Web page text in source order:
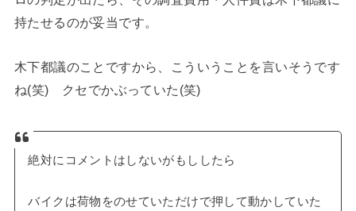
持たせるのが妥当です。
木下都議のことですから、こういうことを言いそうです
ね(笑) クセでかぶっていた(笑)
絶対にコメントはしないがもししたら
バイクは荷物をのせていただけで押して動かしていた